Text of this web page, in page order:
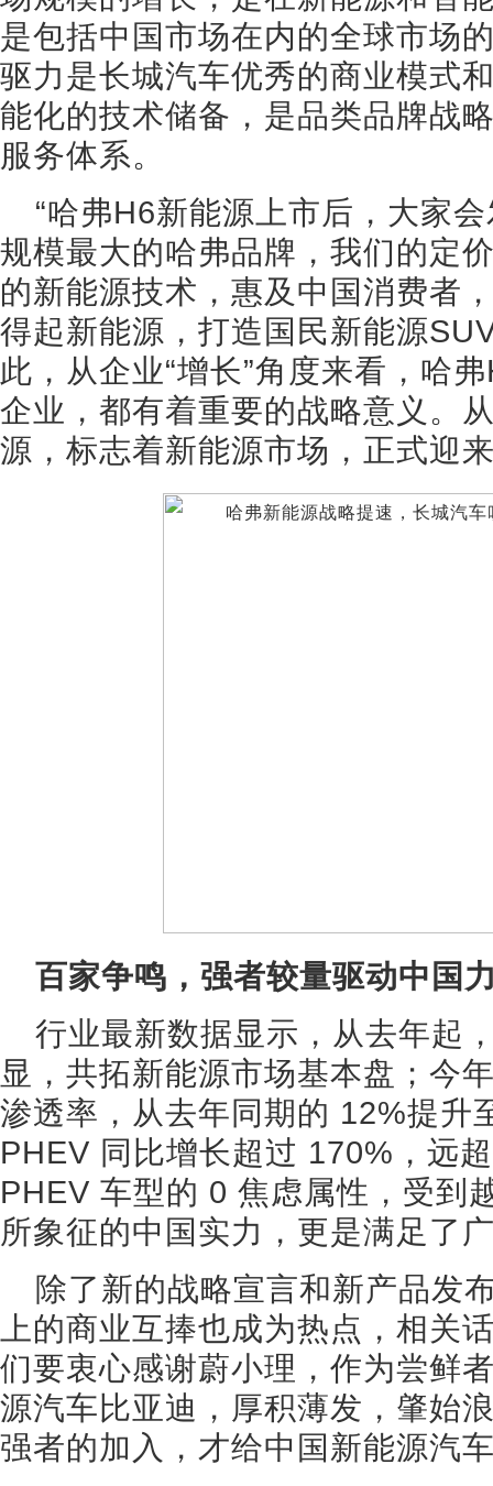
是包括中国市场在内的全球市场
驱力是长城汽车优秀的商业模式
能化的技术储备，是品类品牌战
服务体系。
“哈弗H6新能源上市后，大家
规模最大的哈弗品牌，我们的定
的新能源技术，惠及中国消费者
得起新能源，打造国民新能源
此，从企业“增长”角度来看，哈
企业，都有着重要的战略意义。
源，标志着新能源市场，正式迎
百家争鸣，强者较量驱动中国
行业最新数据显示，从去年起
显，共拓新能源市场基本盘；今
渗透率，从去年同期的 12%提升
PHEV 同比增长超过 170%，远
PHEV 车型的 0 焦虑属性，受到
所象征的中国实力，更是满足了
除了新的战略宣言和新产品发
上的商业互捧也成为热点，相关
们要衷心感谢蔚小理，作为尝鲜
源汽车比亚迪，厚积薄发，肇始
强者的加入，才给中国新能源汽